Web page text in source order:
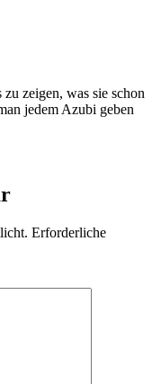
zeigen, was sie schon
jedem Azubi geben
Erforderliche